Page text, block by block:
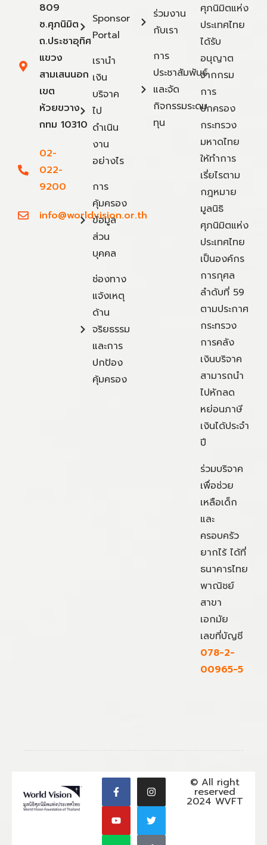
809
ซ.ศุภนิมิต
ถ.ประชาอุทิศ
แขวง
สามเสนนอก
เขต
ห้วยขวาง
กทม 10310
02-
022-
9200
info@worldvision.or.th
Sponsor
Portal
เรานำ
เงิน
บริจาค
ไป
ดำเนิน
งาน
อย่างไร
การ
คุ้มครอง
ข้อมูล
ส่วน
บุคคล
ช่องทาง
แจ้งเหตุ
ด้าน
จริยธรรม
และการ
ปกป้อง
คุ้มครอง
ร่วมงาน
กับเรา
การ
ประชาสัมพันธ์
และจัด
กิจกรรมระดม
ทุน
ศุภนิมิตแห่ง
ประเทศไทย
ได้รับ
อนุญาต
จากกรม
การ
ปกครอง
กระทรวง
มหาดไทย
ให้ทำการ
เรี่ยไรตาม
กฎหมาย
มูลนิธิ
ศุภนิมิตแห่ง
ประเทศไทย
เป็นองค์กร
การกุศล
ลำดับที่ 59
ตามประกาศ
กระทรวง
การคลัง
เงินบริจาค
สามารถนำ
ไปหักลด
หย่อนภาษี
เงินได้ประจำ
ปี
ร่วมบริจาค
เพื่อช่วย
เหลือเด็ก
และ
ครอบครัว
ยากไร้ ได้ที่
ธนาคารไทย
พาณิชย์
สาขา
เอกมัย
เลขที่บัญชี
078-2-
00965-5
© All right
reserved
2024 WVFT